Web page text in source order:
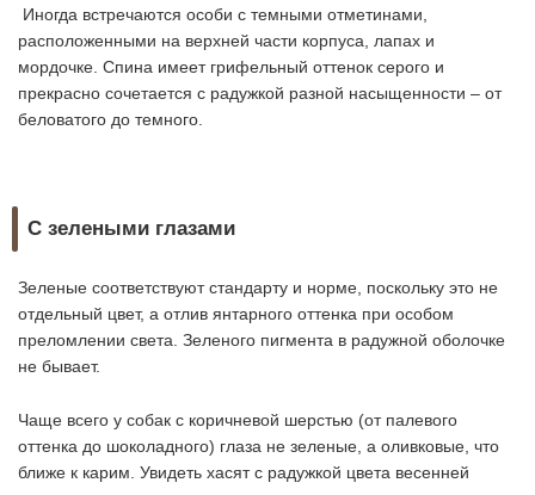
Иногда встречаются особи с темными отметинами,
расположенными на верхней части корпуса, лапах и
мордочке. Спина имеет грифельный оттенок серого и
прекрасно сочетается с радужкой разной насыщенности – от
беловатого до темного.
С зелеными глазами
Зеленые соответствуют стандарту и норме, поскольку это не
отдельный цвет, а отлив янтарного оттенка при особом
преломлении света. Зеленого пигмента в радужной оболочке
не бывает.
Чаще всего у собак с коричневой шерстью (от палевого
оттенка до шоколадного) глаза не зеленые, а оливковые, что
ближе к карим. Увидеть хасят с радужкой цвета весенней